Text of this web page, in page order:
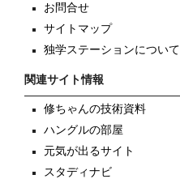
お問合せ
サイトマップ
独学ステーションについて
関連サイト情報
修ちゃんの技術資料
ハングルの部屋
元気が出るサイト
スタディナビ